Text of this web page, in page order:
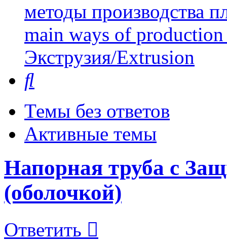
методы производства
main ways of
Экструзия/Extrusion
Темы без ответов
Активные темы
Напорная труба с
(оболочкой)
Ответить